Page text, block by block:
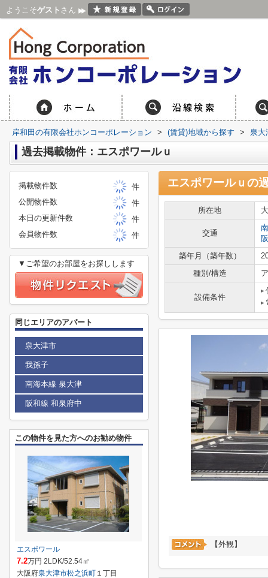
ようこそゲスト さん
岸和田の有限会社ホンコーポレーション > (賃貸)地域から探す > 泉大
過去掲載物件：エスポワールｕ
エスポワールｕ の
所在地
交通
築年月（築年数）
種別/構造
設備条件
【外観】
掲載物件数
件
公開物件数
件
本日の更新件数
件
会員物件数
件
▼ご希望のお部屋をお探しします
同じエリアのアパート
泉大津市
我孫子
南海本線 泉大津
阪和線 和泉府中
この物件を見た方へのお勧め物件
エスポワール
7.2万円 2LDK/52.54㎡
大阪府泉大津市松之浜町 １丁目